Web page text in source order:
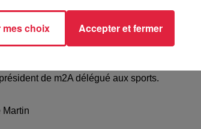
Ile Napoléon (Habsheim-Rixheim) et
nautiques et du plan d’eau de Reiningue
travaillent sans discontinuer pour
de m2A délégué aux sports.
Martin
mes choix Accepter et fermer